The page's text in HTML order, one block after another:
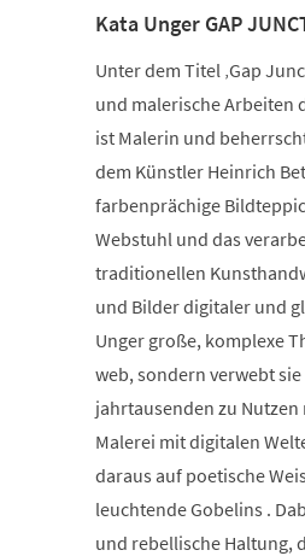
Kata Unger GAP
Unter dem Titel ‚Gap
und malerische Arbeiten
ist Malerin und
dem Künstler Heinrich
farbenprächige
Webstuhl und das
traditionellen
und Bilder digitaler und
Unger große, komplexe
web, sondern verwebt
jahrtausenden zu
Malerei mit digitalen
daraus auf poetische
leuchtende Gobelins .
und rebellische Haltung,